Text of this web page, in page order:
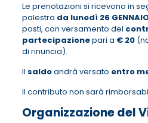
Le prenotazioni si ricevono in
palestra da lunedì 26
posti, con versamento del
partecipazionepari a € 20
di rinuncia).
Il saldoandrà versato entro
Il contributo non sarà
Organizzazione del